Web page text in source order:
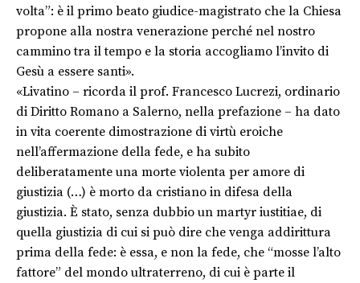
volta”: è il primo beato giudice-magistrato che la Chiesa
propone alla nostra venerazione perché nel nostro
cammino tra il tempo e la storia accogliamo l’invito di
Gesù a essere santi».
«Livatino – ricorda il prof. Francesco Lucrezi, ordinario
di Diritto Romano a Salerno, nella prefazione – ha dato
in vita coerente dimostrazione di virtù eroiche
nell’affermazione della fede, e ha subito
deliberatamente una morte violenta per amore di
giustizia (…) è morto da cristiano in difesa della
giustizia. È stato, senza dubbio un martyr iustitiae, di
quella giustizia di cui si può dire che venga addirittura
prima della fede: è essa, e non la fede, che “mosse l’alto
fattore” del mondo ultraterreno, di cui è parte il